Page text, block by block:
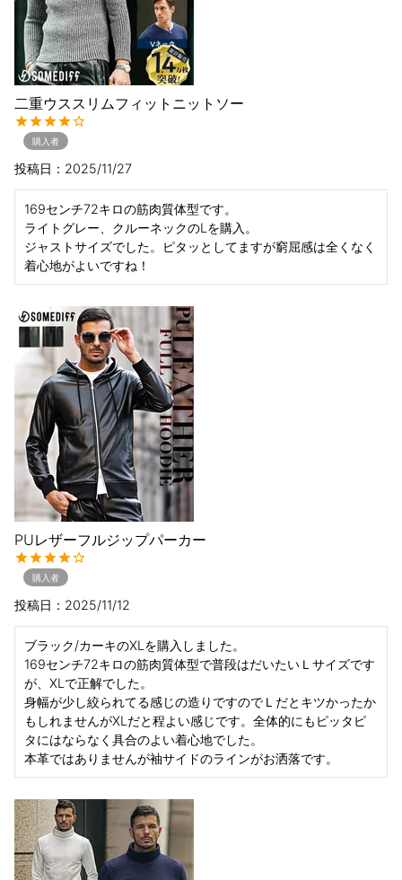
二重ウススリムフィットニットソー
購入者
投稿日 2025/11/27
169センチ72キロの筋肉質体型です。
ライトグレー、クルーネックのLを購入。
ジャストサイズでした。ピタッとしてますが窮屈感は全くなく
着心地がよいですね！
PUレザーフルジップパーカー
購入者
投稿日 2025/11/12
ブラック/カーキのXLを購入しました。
169センチ72キロの筋肉質体型で普段はだいたいＬサイズです
が、XLで正解でした。
身幅が少し絞られてる感じの造りですのでＬだとキツかったか
もしれませんがXLだと程よい感じです。全体的にもピッタピ
タにはならなく具合のよい着心地でした。
本革ではありませんが袖サイドのラインがお洒落です。